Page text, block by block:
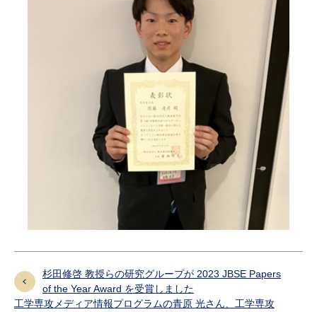
杉田修啓 教授らの研究グループが 2023 JBSE Papers
of the Year Award を受賞しました
工学専攻メディア情報プログラムの青原 光さん、工学専攻